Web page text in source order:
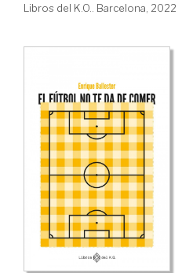
Libros del K.O.. Barcelona, 2022